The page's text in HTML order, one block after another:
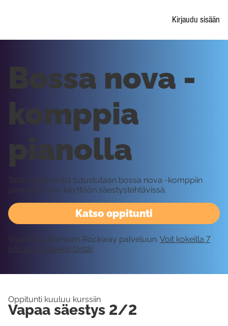
Kirjaudu sisään
Katso oppitunti
Bossa nova -
komppia
pianolla
Tällä oppitunnilla tutustutaan bossa nova -komppiin
pianolla ja sen käyttöön säestystehtävissä.
Vaatii kirjautumisen Rockway palveluun. Voit kokeilla 7
päivää ilmaiseksi tästä!
Oppitunti kuuluu kurssiin
Vapaa säestys 2/2